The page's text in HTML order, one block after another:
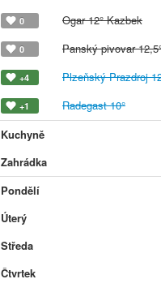
0 Ogar 12° Kazbek
0 Panský pivovar
+4 Plzeňský Prazdroj
+1 Radegast 10°
Kuchyně
Zahrádka
Pondělí
Úterý
Středa
Čtvrtek